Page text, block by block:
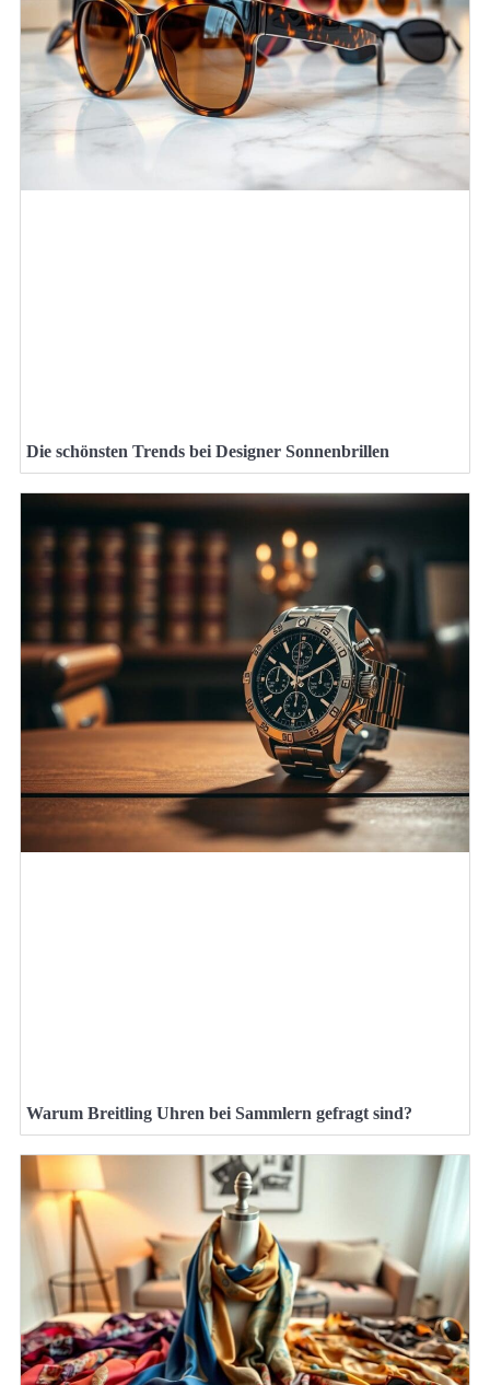
Die schönsten Trends bei Designer Sonnenbrillen
Warum Breitling Uhren bei Sammlern gefragt sind?